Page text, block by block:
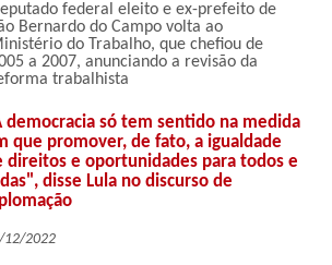
federal eleito e ex-prefeito de
Bernardo do Campo volta ao
do Trabalho, que chefiou de
a 2007, anunciando a revisão da
trabalhista
democracia só tem sentido na medida
que promover, de fato, a igualdade
direitos e oportunidades para todos e
disse Lula no discurso de
12/2022